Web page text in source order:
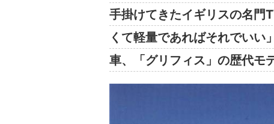
手掛けてきたイギリスの名門
くて軽量であればそれでいい
車、「グリフィス」の歴代モ